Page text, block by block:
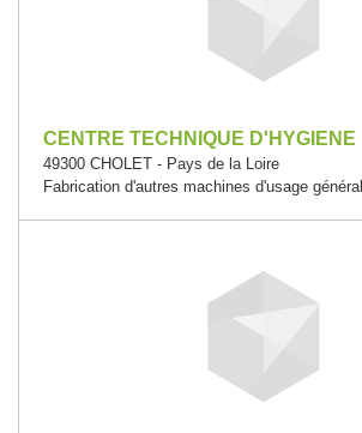
CENTRE TECHNIQUE D'HYGIENE
49300 CHOLET - Pays de la Loire
Fabrication d'autres machines d'usage général